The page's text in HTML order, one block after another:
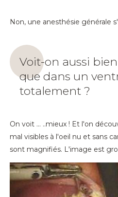
Non, une anesthésie générale
Voit-on aussi
que dans un
totalement ?
On voit … ..mieux ! Et l'on
mal visibles à l'oeil nu et sans
sont magnifiés. L'image est